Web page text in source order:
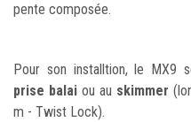
pente composée.
Pour son installtion, le MX9
prise balai ou au skimmer
m - Twist Lock).